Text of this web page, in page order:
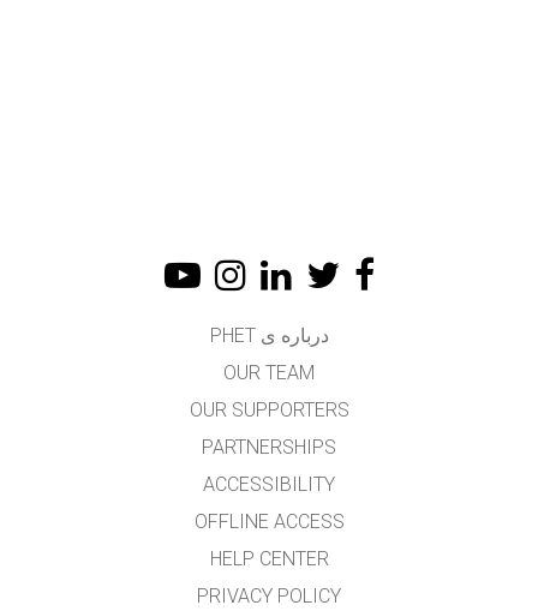
درباره ی PHET
OUR TEAM
OUR SUPPORTERS
PARTNERSHIPS
ACCESSIBILITY
OFFLINE ACCESS
HELP CENTER
PRIVACY POLICY